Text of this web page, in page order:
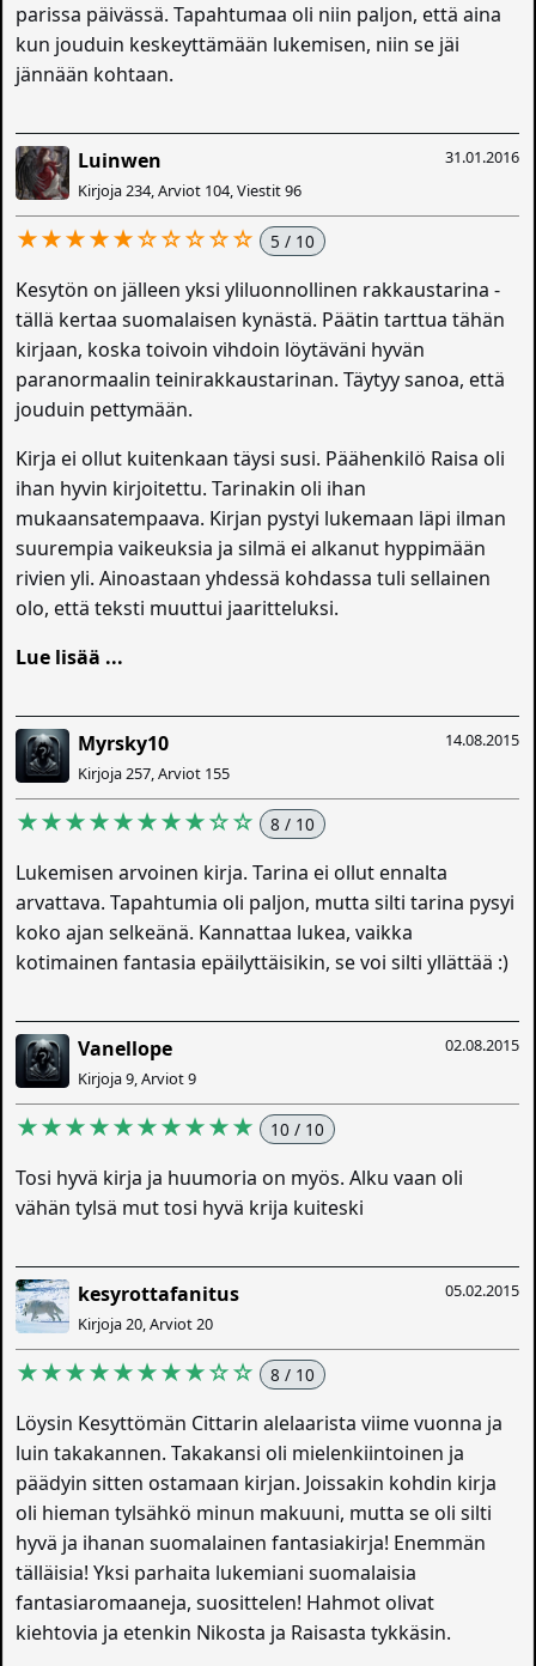
parissa päivässä. Tapahtumaa oli niin paljon, että aina
kun jouduin keskeyttämään lukemisen, niin se jäi
jännään kohtaan.
31.01.2016
Luinwen
Kirjoja 234, Arviot 104, Viestit 96
★★★★★☆☆☆☆☆ 5 / 10
Kesytön on jälleen yksi yliluonnollinen rakkaustarina -
tällä kertaa suomalaisen kynästä. Päätin tarttua tähän
kirjaan, koska toivoin vihdoin löytäväni hyvän
paranormaalin teinirakkaustarinan. Täytyy sanoa, että
jouduin pettymään.
Kirja ei ollut kuitenkaan täysi susi. Päähenkilö Raisa oli
ihan hyvin kirjoitettu. Tarinakin oli ihan
mukaansatempaava. Kirjan pystyi lukemaan läpi ilman
suurempia vaikeuksia ja silmä ei alkanut hyppimään
rivien yli. Ainoastaan yhdessä kohdassa tuli sellainen
olo, että teksti muuttui jaaritteluksi.
Lue lisää ...
14.08.2015
Myrsky10
Kirjoja 257, Arviot 155
★★★★★★★★☆☆ 8 / 10
Lukemisen arvoinen kirja. Tarina ei ollut ennalta
arvattava. Tapahtumia oli paljon, mutta silti tarina pysyi
koko ajan selkeänä. Kannattaa lukea, vaikka
kotimainen fantasia epäilyttäisikin, se voi silti yllättää :)
02.08.2015
Vanellope
Kirjoja 9, Arviot 9
★★★★★★★★★★ 10 / 10
Tosi hyvä kirja ja huumoria on myös. Alku vaan oli
vähän tylsä mut tosi hyvä krija kuiteski
05.02.2015
kesyrottafanitus
Kirjoja 20, Arviot 20
★★★★★★★★☆☆ 8 / 10
Löysin Kesyttömän Cittarin alelaarista viime vuonna ja
luin takakannen. Takakansi oli mielenkiintoinen ja
päädyin sitten ostamaan kirjan. Joissakin kohdin kirja
oli hieman tylsähkö minun makuuni, mutta se oli silti
hyvä ja ihanan suomalainen fantasiakirja! Enemmän
tälläisia! Yksi parhaita lukemiani suomalaisia
fantasiaromaaneja, suosittelen! Hahmot olivat
kiehtovia ja etenkin Nikosta ja Raisasta tykkäsin.